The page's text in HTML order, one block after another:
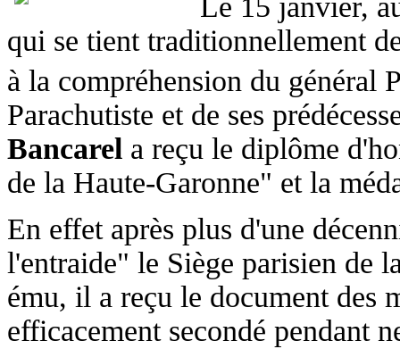
Le 15 janvier,
qui se tient traditionnellement
à la compréhension du général
Parachutiste et de ses
Bancarel a reçu le diplôme
de la Haute-Garonne" et la
En effet après plus d'une
l'entraide" le Siège parisien de
ému, il a reçu le document des
efficacement secondé pendant